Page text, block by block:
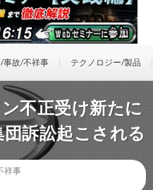
事故/不祥事 テクノロジー/製品
不正受け新たに
訴訟起こされる
祥事